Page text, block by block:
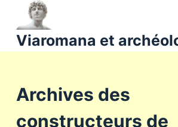
a
u
Viaromana et
Archives des
constructeurs de